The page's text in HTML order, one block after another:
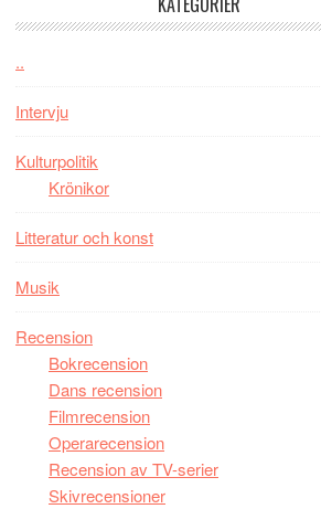
Vem
Mauri?
..
Intervju
Kulturpolitik
Krönikor
Litteratur och konst
Musik
Recension
Bokrecension
Dans recension
Filmrecension
Operarecension
Recension av TV-serier
Skivrecensioner